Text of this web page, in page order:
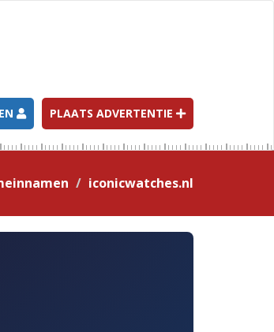
PLAATS ADVERTENTIE
iconicwatches.nl